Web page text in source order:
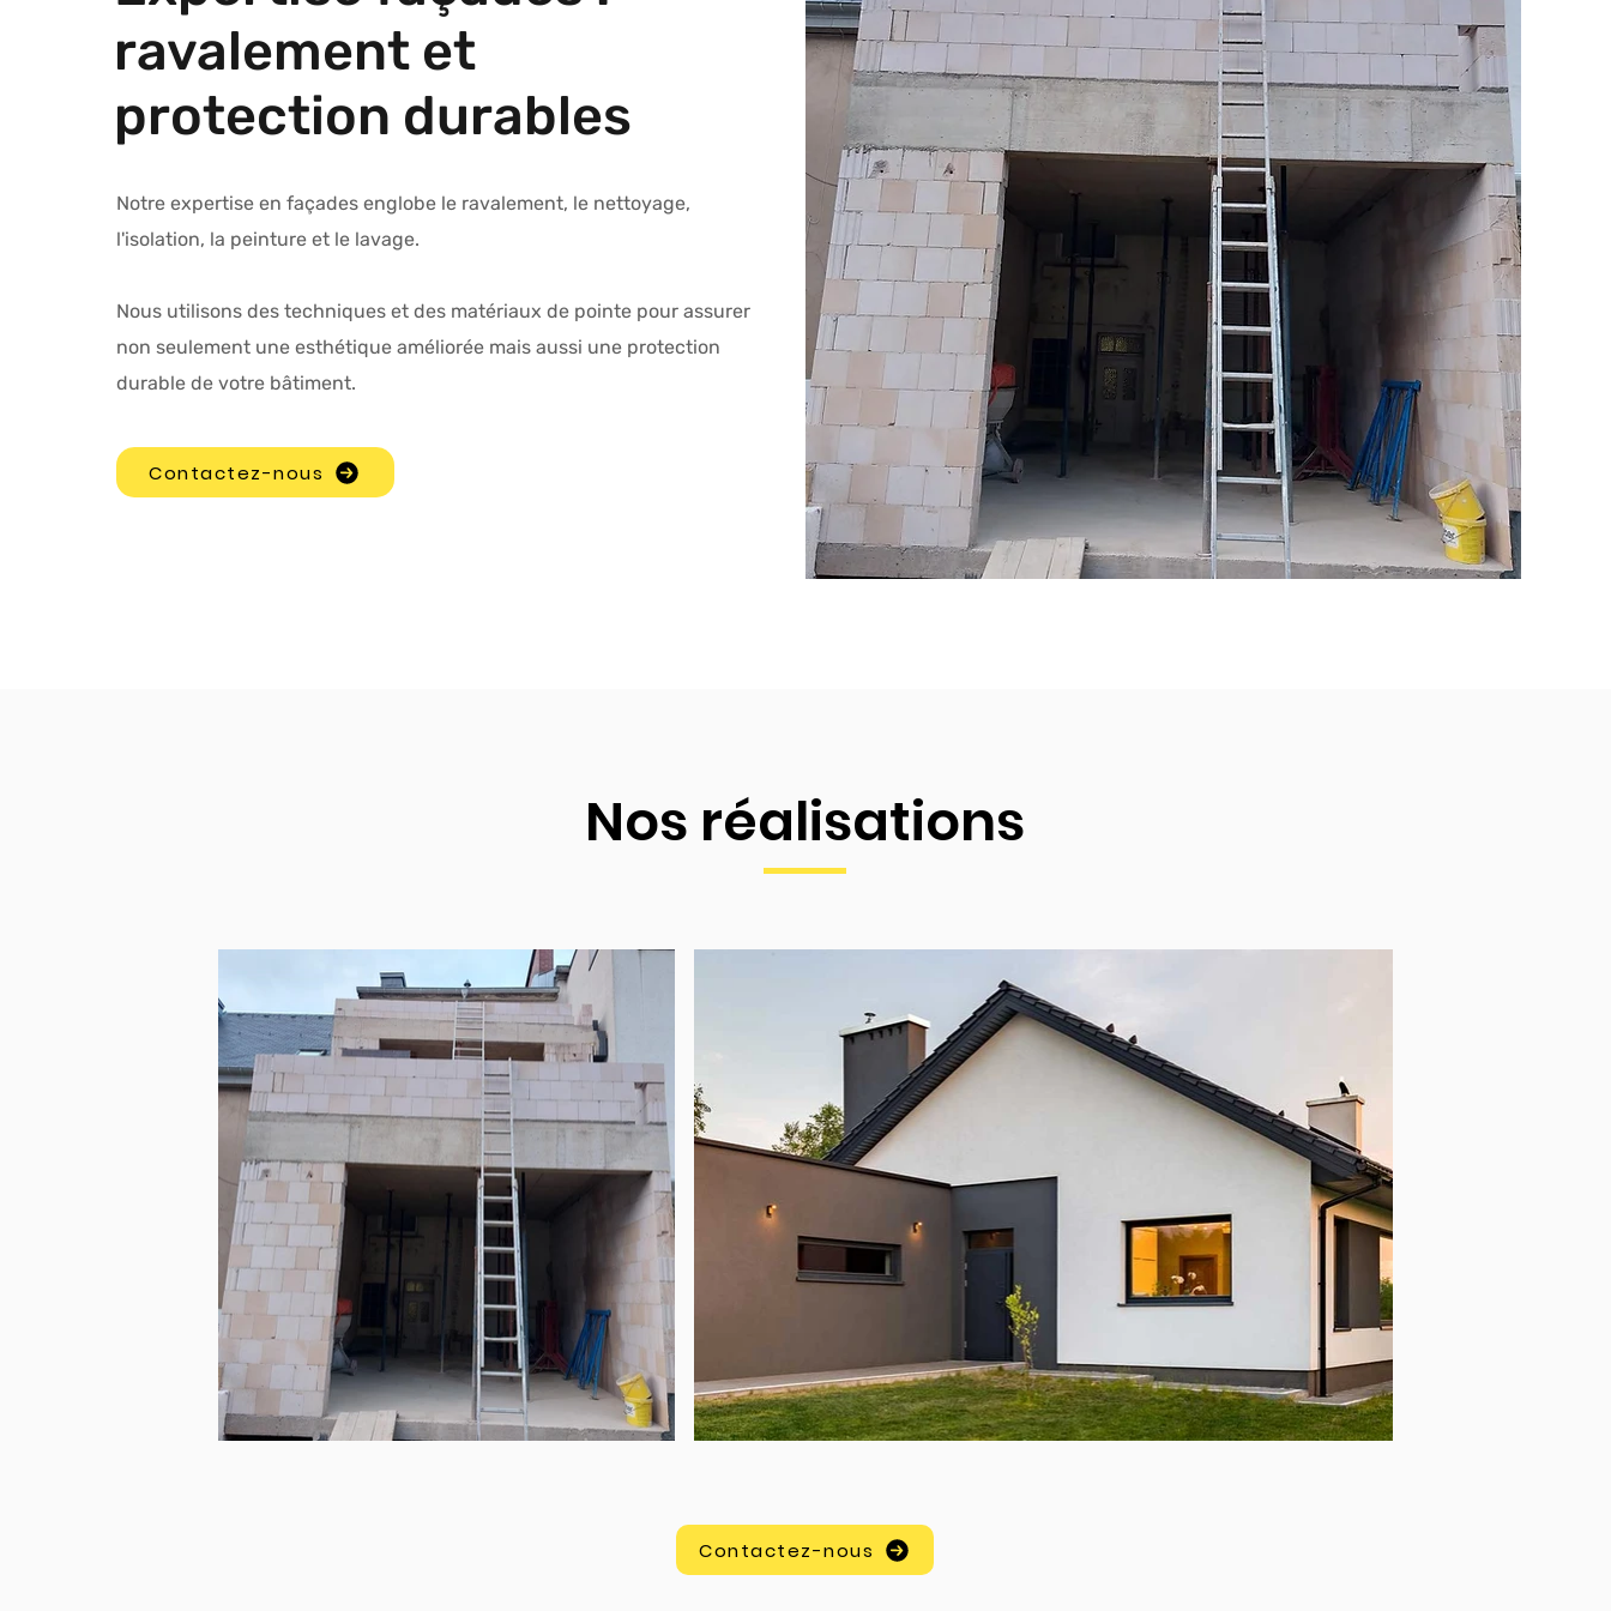
ravalement et
protection durables
Notre expertise en façades englobe le ravalement, le nettoyage,
l'isolation, la peinture et le lavage.
Nous utilisons des techniques et des matériaux de pointe pour assurer
non seulement une esthétique améliorée mais aussi une protection
durable de votre bâtiment.
Contactez-nous
Nos réalisations
Contactez-nous